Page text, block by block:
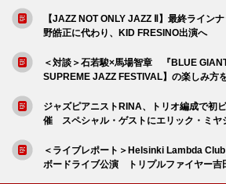
【JAZZ NOT ONLY JAZZ Ⅱ】最終ライン
野皓正に代わり、KID FRESINO出演へ
＜対談＞石若駿×馬場智章 『BLUE
SUPREME JAZZ FESTIVAL】の楽しみ方
ジャズピアニストRINA、トリオ編成で初
催 スペシャル・ゲストにエリック・ミヤ
＜ライブレポート＞Helsinki Lambda
ボードライブ公演 トリプルファイヤー吉